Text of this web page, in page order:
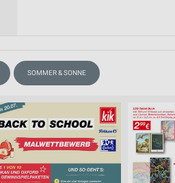
SOMMER & SONNE